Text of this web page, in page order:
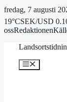
fredag, 7 augusti
19°CSEK/USD
ossRedaktionen
Meny